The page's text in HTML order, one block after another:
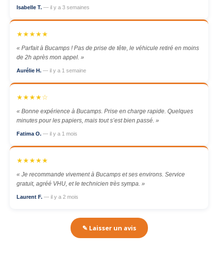
Isabelle T. — il y a 3 semaines
★★★★★
« Parfait à Bucamps ! Pas de prise de tête, le véhicule retiré en moins
de 2h après mon appel. »
Aurélie H. — il y a 1 semaine
★★★★☆
« Bonne expérience à Bucamps. Prise en charge rapide. Quelques
minutes pour les papiers, mais tout s’est bien passé. »
Fatima O. — il y a 1 mois
★★★★★
« Je recommande vivement à Bucamps et ses environs. Service
gratuit, agréé VHU, et le technicien très sympa. »
Laurent F. — il y a 2 mois
✎ Laisser un avis